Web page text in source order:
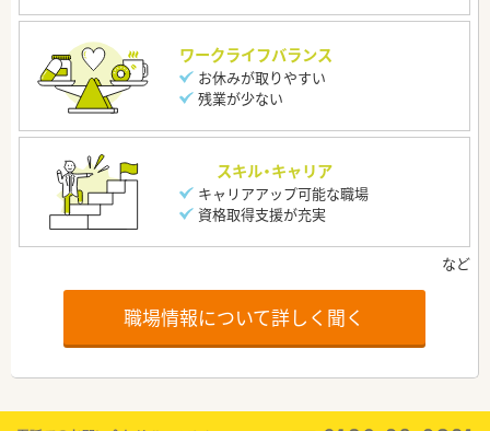
ワークライフバランス
お休みが取りやすい
残業が少ない
スキル・キャリア
キャリアアップ可能な職場
資格取得支援が充実
職場情報について詳しく聞く